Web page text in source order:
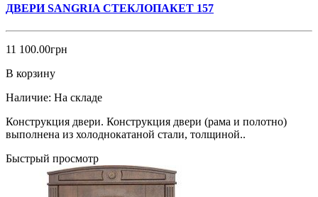
ДВЕРИ SANGRIA СТЕКЛОПАКЕТ 157
11 100.00грн
В корзину
Наличие: На складе
Конструкция двери. Конструкция двери (рама и полотно)
выполнена из холоднокатаной стали, толщиной..
Быстрый просмотр